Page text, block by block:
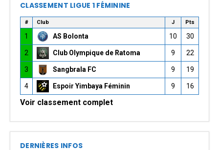
CLASSEMENT LIGUE 1 FÉMININE
# Club J Pts
1 AS Bolonta 10 30
2 Club Olympique de Ratoma 9 22
3 Sangbrala FC 9 19
4 Espoir Yimbaya Féminin 9 16
Voir classement complet
DERNIÈRES INFOS